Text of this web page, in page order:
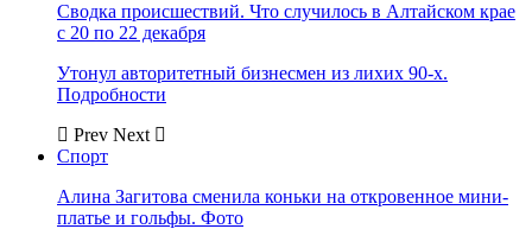
Сводка происшествий. Что случилось в Алтайском крае
с 20 по 22 декабря
Утонул авторитетный бизнесмен из лихих 90-х.
Подробности
Prev Next
Спорт
Алина Загитова сменила коньки на откровенное мини-
платье и гольфы. Фото